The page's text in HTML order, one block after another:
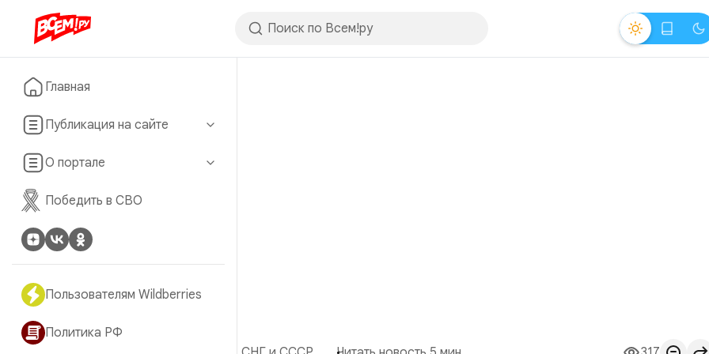
Главная
Публикация на сайте
О портале
Победить в СВО
Пользователям Wildberries
Политика РФ